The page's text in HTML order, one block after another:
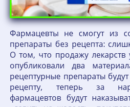
Фармацевты не смогут из
препараты без рецепта:
О том, что продажу
опубликовали два
рецептурные препараты будут
рецепту, теперь за
фармацевтов будут